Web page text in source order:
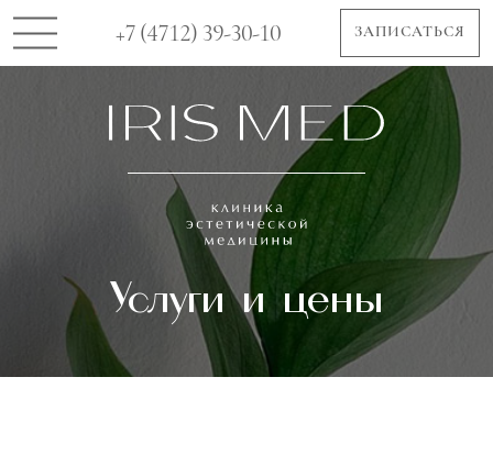
+7 (4712) 39-30-10 ЗАПИСАТЬСЯ
Услуги и цены